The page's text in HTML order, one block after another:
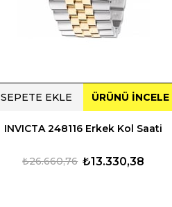
INVICTA 248116 Erkek Kol Saati
₺13.330,38
₺26.660,76
SEPETE EKLE ÜRÜNÜ İNCELE